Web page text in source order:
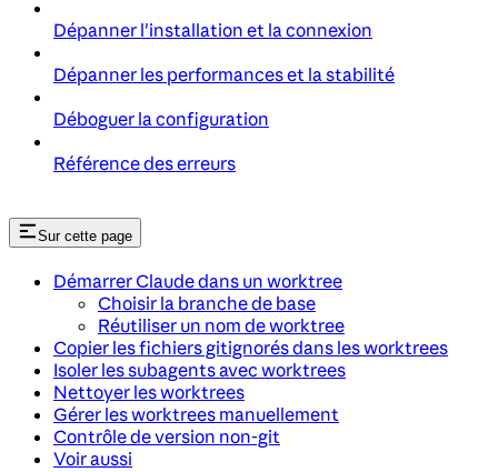
Dépanner l'installation et la connexion
Dépanner les performances et la stabilité
Déboguer la configuration
Référence des erreurs
Sur cette page
Démarrer Claude dans un worktree
Choisir la branche de base
Réutiliser un nom de worktree
Copier les fichiers gitignorés dans les worktrees
Isoler les subagents avec worktrees
Nettoyer les worktrees
Gérer les worktrees manuellement
Contrôle de version non-git
Voir aussi